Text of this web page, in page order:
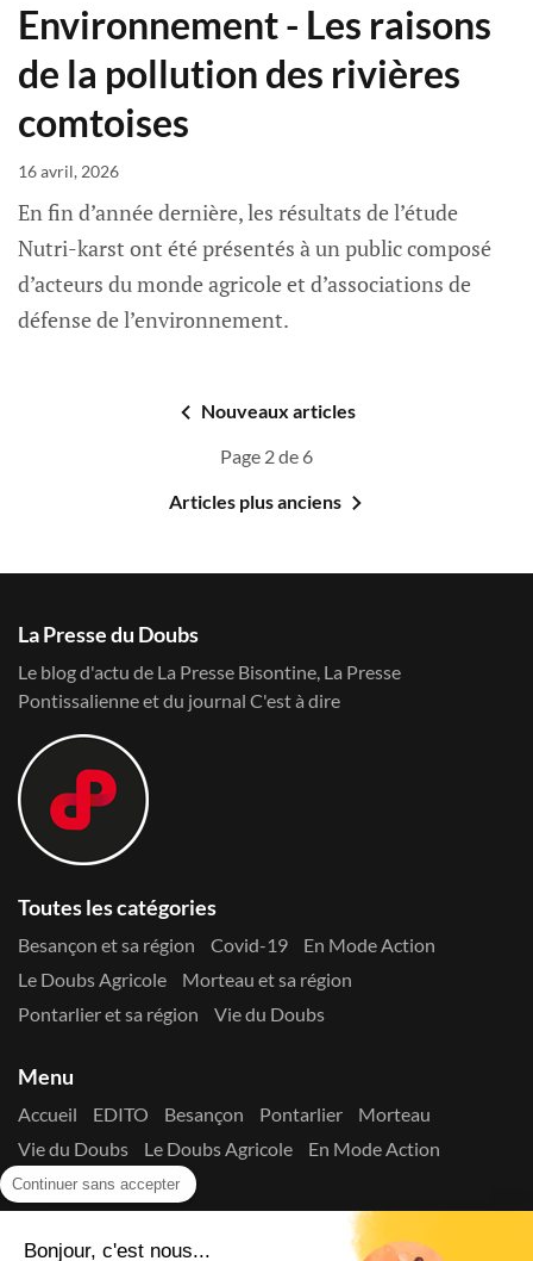
Continuer sans accepter
Bonjour, c'est nous...
Environnement - Les raisons
de la pollution des rivières
comtoises
16 avril, 2026
En fin d’année dernière, les résultats de l’étude
Nutri-karst ont été présentés à un public composé
d’acteurs du monde agricole et d’associations de
défense de l’environnement.
Nouveaux articles
Page 2 de 6
Articles plus anciens
La Presse du Doubs
Le blog d'actu de La Presse Bisontine, La Presse
Pontissalienne et du journal C'est à dire
Toutes les catégories
Besançon et sa région Covid-19
En Mode Action
Le Doubs Agricole
Morteau et sa région
Pontarlier et sa région
Vie du Doubs
Menu
Accueil EDITO Besançon Pontarlier
Morteau
Vie du Doubs
Le Doubs Agricole
En Mode Action
Contactez-nous !
Suivez-nous sur les réseaux